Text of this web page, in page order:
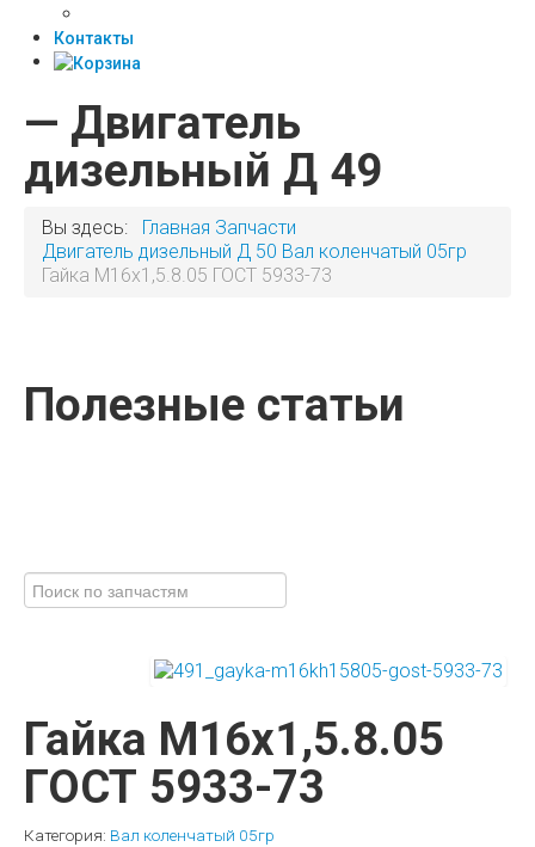
Контакты
— Двигатель
дизельный Д 49
Вы здесь: Главная Запчасти
Двигатель дизельный Д 50 Вал коленчатый 05гр
Гайка М16х1,5.8.05 ГОСТ 5933-73
Полезные статьи
Гайка М16х1,5.8.05
ГОСТ 5933-73
Категория: Вал коленчатый 05гр